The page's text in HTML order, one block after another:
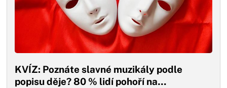
KVÍZ: Poznáte slavné muzikály podle
popisu děje? 80 % lidí pohoří na…